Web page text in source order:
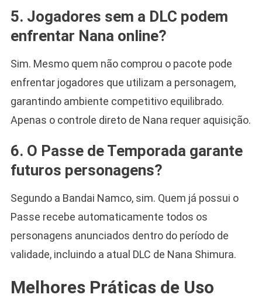
5. Jogadores sem a DLC podem
enfrentar Nana online?
Sim. Mesmo quem não comprou o pacote pode
enfrentar jogadores que utilizam a personagem,
garantindo ambiente competitivo equilibrado.
Apenas o controle direto de Nana requer aquisição.
6. O Passe de Temporada garante
futuros personagens?
Segundo a Bandai Namco, sim. Quem já possui o
Passe recebe automaticamente todos os
personagens anunciados dentro do período de
validade, incluindo a atual DLC de Nana Shimura.
Melhores Práticas de Uso